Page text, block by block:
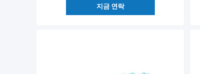
지금 연락